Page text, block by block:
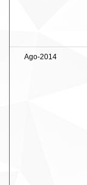
Ago-2014